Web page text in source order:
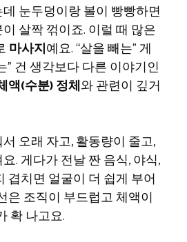
눈두덩이랑 볼이 빵빵하면
살짝 꺾이죠. 이럴 때 많은
마사지예요. “살을 빼는” 게
” 건 생각보다 다른 이야기인
액(수분) 정체와 관련이 깊거
오래 자고, 활동량이 줄고,
. 게다가 전날 짠 음식, 야식,
겹치면 얼굴이 더 쉽게 부어
은 조직이 부드럽고 체액이
확 나고요.